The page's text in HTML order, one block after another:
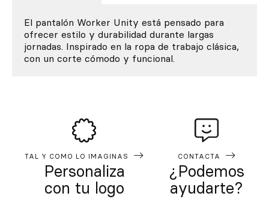
El pantalón Worker Unity está pensado para
ofrecer estilo y durabilidad durante largas
jornadas. Inspirado en la ropa de trabajo clásica,
con un corte cómodo y funcional.
TAL Y COMO LO IMAGINAS
Personaliza
con tu logo
CONTACTA
¿Podemos
ayudarte?